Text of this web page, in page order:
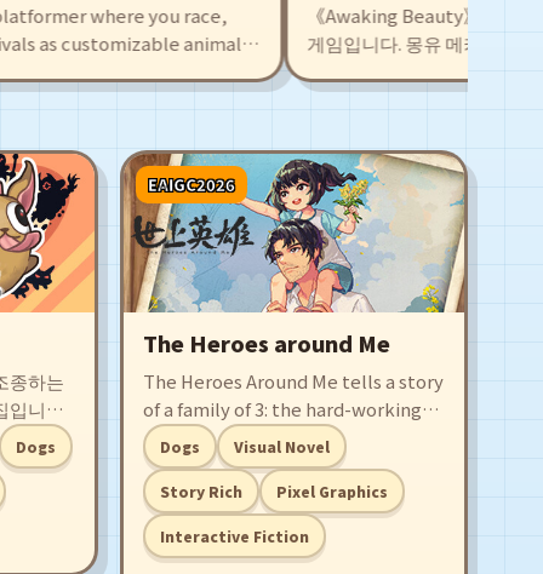
where you race,
as customizable animal
own levels with an
hundreds of player-
《Awaking Beauty》는 로그
게임입니다. 몽유 메카를 조종
터빈을 가동하고 합체 변신하며
계를 구하세요!
종하는
니다!
니 게임
계속해
하여,
까요?
Dogs
EAIGC2026
The Heroes around Me
The Heroes Around Me tells a story
of a family of 3: the hard-working
and quiet father – Nan, his
daughter Lili, and their pet dog
Sesame. Players will experience
the harshness and warmth in the
simpler time of the 1990s, where
Dogs Visual Novel
Story Rich Pixel Graphics
Interactive Fiction